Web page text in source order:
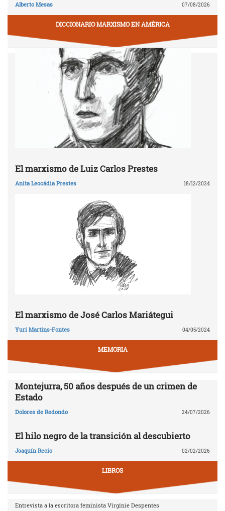
Alberto Mesas 07/08/2026
DICCIONARIO MARXISMO EN AMÉRICA
El marxismo de Luiz Carlos Prestes
Anita Leocádia Prestes 18/12/2024
El marxismo de José Carlos Mariátegui
Yuri Martins-Fontes 04/05/2024
MEMORIA
Montejurra, 50 años después de un crimen de
Estado
Dolores de Redondo 24/07/2026
El hilo negro de la transición al descubierto
Joaquín Recio 02/02/2026
LIBROS
Entrevista a la escritora feminista Virginie Despentes